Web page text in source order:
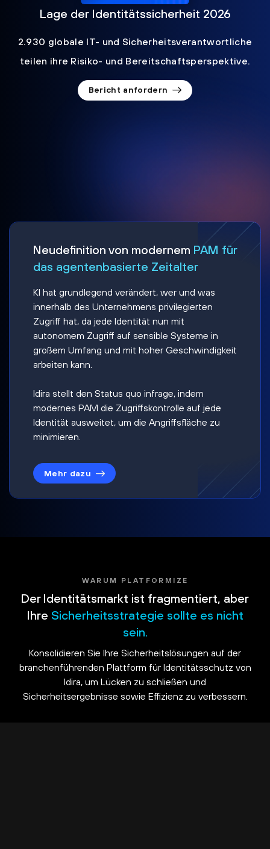
Lage der Identitätssicherheit 2026
2.930 globale IT- und Sicherheitsverantwortliche
teilen ihre Risiko- und Bereitschaftsperspektive.
Bericht anfordern
Neudefinition von modernem PAM für
das agentenbasierte Zeitalter
KI hat grundlegend verändert, wer und was
innerhalb des Unternehmens privilegierten
Zugriff hat, da jede Identität nun mit
autonomem Zugriff auf sensible Systeme in
großem Umfang und mit hoher Geschwindigkeit
arbeiten kann.
Idira stellt den Status quo infrage, indem
modernes PAM die Zugriffskontrolle auf jede
Identität ausweitet, um die Angriffsfläche zu
minimieren.
Mehr dazu
WARUM PLATFORMIZE
Der Identitätsmarkt ist fragmentiert, aber
Ihre Sicherheitsstrategie sollte es nicht
sein.
Konsolidieren Sie Ihre Sicherheitslösungen auf der
branchenführenden Plattform für Identitätsschutz von
Idira, um Lücken zu schließen und
Sicherheitsergebnisse sowie Effizienz zu verbessern.